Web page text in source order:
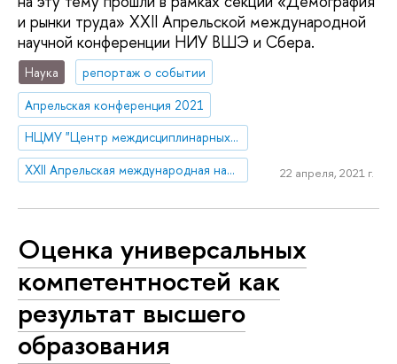
и рынки труда» XXII Апрельской международной
научной конференции НИУ ВШЭ и Сбера.
Наука
репортаж о событии
Апрельская конференция 2021
НЦМУ "Центр междисциплинарных исследований человеческого потенциала"
XXII Апрельская международная научная конференция по проблемам развития экономики и общества
22 апреля, 2021 г.
Оценка универсальных
компетентностей как
результат высшего
образования